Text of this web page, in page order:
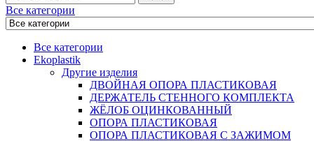
Все категории
Все категории
Ekoplastik
Другие изделия
ДВОЙНАЯ ОПОРА ПЛАСТИКОВАЯ
ДЕРЖАТЕЛЬ СТЕННОГО КОМПЛЕКТА
ЖЁЛОБ ОЦИНКОВАННЫЙ
ОПОРА ПЛАСТИКОВАЯ
ОПОРА ПЛАСТИКОВАЯ С ЗАЖИМОМ